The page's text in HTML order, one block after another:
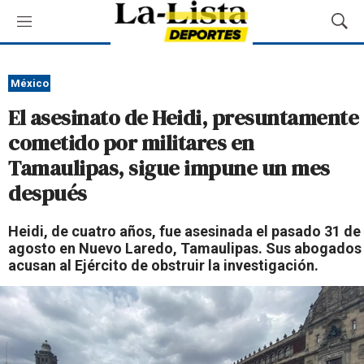
M
e
ú
M
o
a
r
e
d
México
El asesinato de Heidi, presuntamente
cometido por militares en
Tamaulipas, sigue impune un mes
después
Heidi, de cuatro años, fue asesinada el pasado 31 de
agosto en Nuevo Laredo, Tamaulipas. Sus abogados
acusan al Ejército de obstruir la investigación.